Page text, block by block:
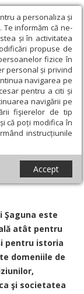
a personaliza și
informăm că ne-
și în activitatea
propuse de
fizice în
personal și privind
navigarea pe
pentru a citi și
navigării pe
fişierelor de tip
că poți modifica în
instrucțiunile
Accept
Omul providenţial
13 Aprilie
Şaguna este
atât pentru
pentru istoria
domeniile de
şi societatea